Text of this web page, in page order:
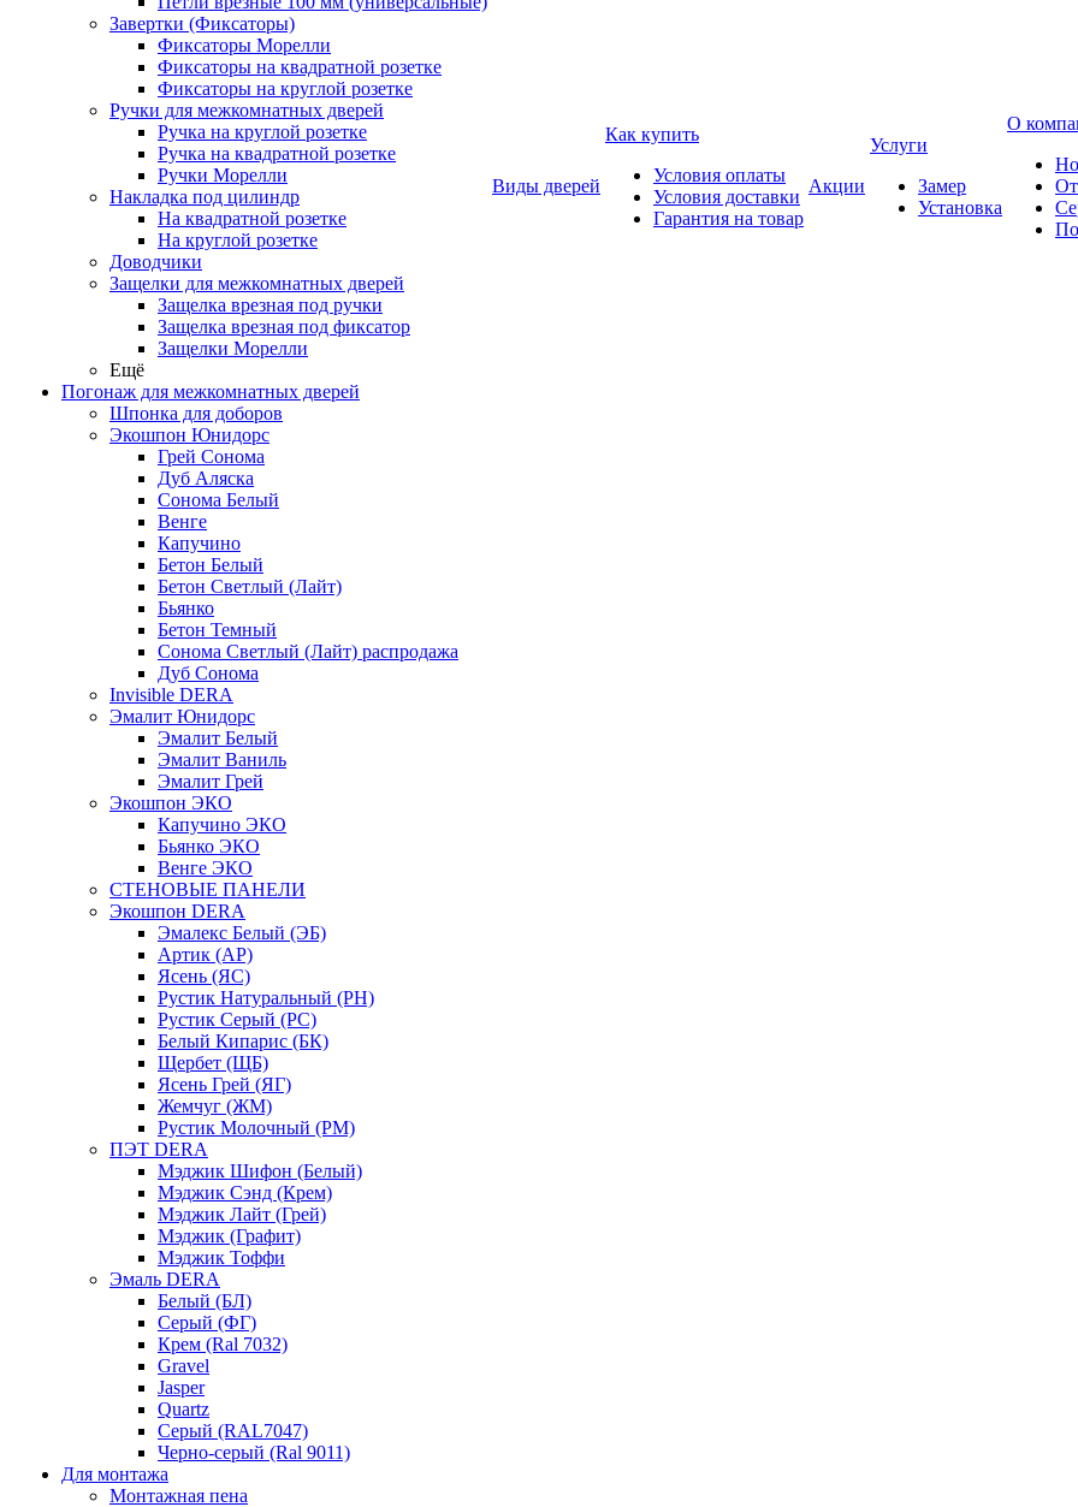
Завертки (Фиксаторы)
Фиксаторы Морелли
Фиксаторы на квадратной розетке
Фиксаторы на круглой розетке
Ручки для межкомнатных дверей
Ручка на круглой розетке
Ручка на квадратной розетке
Ручки Морелли
Накладка под цилиндр
На квадратной розетке
На круглой розетке
Доводчики
Защелки для межкомнатных дверей
Защелка врезная под ручки
Защелка врезная под фиксатор
Защелки Морелли
Ещё
Погонаж для межкомнатных дверей
Шпонка для доборов
Экошпон Юнидорс
Грей Сонома
Дуб Аляска
Сонома Белый
Венге
Капучино
Бетон Белый
Бетон Светлый (Лайт)
Бьянко
Бетон Темный
Сонома Светлый (Лайт) распродажа
Дуб Сонома
Invisible DERA
Эмалит Юнидорс
Эмалит Белый
Эмалит Ваниль
Эмалит Грей
Экошпон ЭКО
Капучино ЭКО
Бьянко ЭКО
Венге ЭКО
СТЕНОВЫЕ ПАНЕЛИ
Экошпон DERA
Эмалекс Белый (ЭБ)
Артик (АР)
Ясень (ЯС)
Рустик Натуральный (РН)
Рустик Серый (РС)
Белый Кипарис (БК)
Щербет (ЩБ)
Ясень Грей (ЯГ)
Жемчуг (ЖМ)
Рустик Молочный (РМ)
ПЭТ DERA
Мэджик Шифон (Белый)
Мэджик Сэнд (Крем)
Мэджик Лайт (Грей)
Мэджик (Графит)
Мэджик Тоффи
Эмаль DERA
Белый (БЛ)
Серый (ФГ)
Крем (Ral 7032)
Gravel
Jasper
Quartz
Серый (RAL7047)
Черно-серый (Ral 9011)
Для монтажа
Монтажная пена
Виды дверей
Как купить
Условия оплаты
Условия доставки
Гарантия на товар
Акции
Услуги
Замер
Установка
О